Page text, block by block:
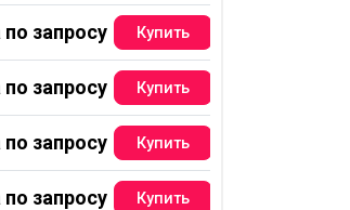
запросу
запросу
запросу
запросу